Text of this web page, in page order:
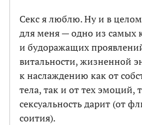
Секс я люблю. Ну и в целом
для меня — одно из самых
и будоражащих
витальности, жизненной
к наслаждению как от
тела, так и от тех эмоций,
сексуальность дарит (от
соития).